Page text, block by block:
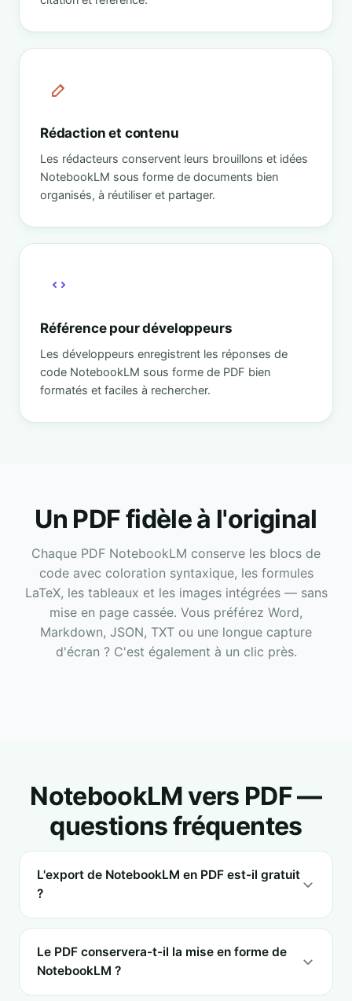
Rédaction et contenu
Les rédacteurs conservent leurs brouillons et idées
NotebookLM sous forme de documents bien
organisés, à réutiliser et partager.
Référence pour développeurs
Les développeurs enregistrent les réponses de
code NotebookLM sous forme de PDF bien
formatés et faciles à rechercher.
Un PDF fidèle à l'original
Chaque PDF NotebookLM conserve les blocs de
code avec coloration syntaxique, les formules
LaTeX, les tableaux et les images intégrées — sans
mise en page cassée. Vous préférez Word,
Markdown, JSON, TXT ou une longue capture
d'écran ? C'est également à un clic près.
NotebookLM vers PDF —
questions fréquentes
L'export de NotebookLM en PDF est-il gratuit
?
Le PDF conservera-t-il la mise en forme de
NotebookLM ?